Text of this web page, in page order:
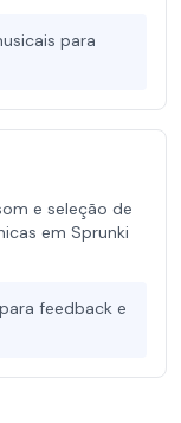
para
e seleção de
em Sprunki
feedback e